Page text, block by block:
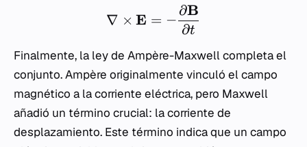
∇ × E = −
∂t
∂B
Finalmente, la ley de Ampère-Maxwell completa el
conjunto. Ampère originalmente vinculó el campo
magnético a la corriente eléctrica, pero Maxwell
añadió un término crucial: la corriente de
desplazamiento. Este término indica que un campo